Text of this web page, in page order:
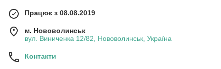
Працює з 08.08.2019
м. Нововолинськ
вул. Виниченка 12/82, Нововолинськ, Україна
Контакти